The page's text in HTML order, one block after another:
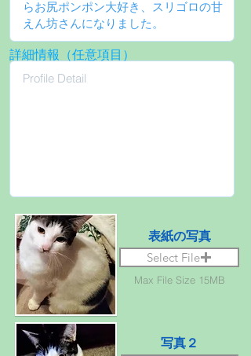
詳細情報（任意項目）
表紙の写真
Select File
Max File Size 15MB
写真２